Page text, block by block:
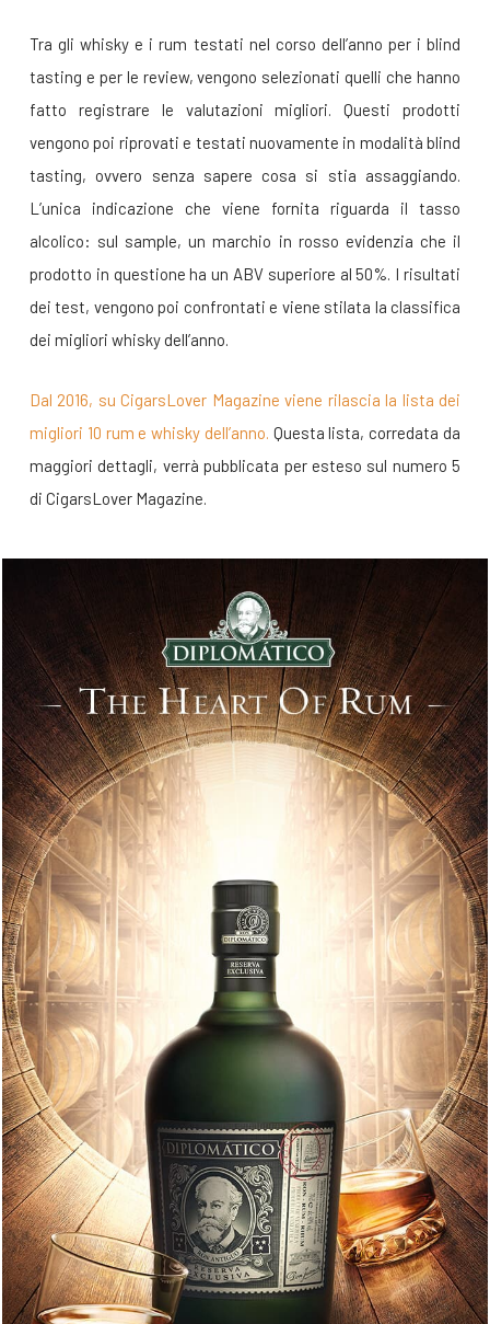
Tra gli whisky e i rum testati nel corso dell’anno per i blind
tasting e per le review, vengono selezionati quelli che hanno
fatto registrare le valutazioni migliori. Questi prodotti
vengono poi riprovati e testati nuovamente in modalità blind
tasting, ovvero senza sapere cosa si stia assaggiando.
L’unica indicazione che viene fornita riguarda il tasso
alcolico: sul sample, un marchio in rosso evidenzia che il
prodotto in questione ha un ABV superiore al 50%. I risultati
dei test, vengono poi confrontati e viene stilata la classifica
dei migliori whisky dell’anno.
Dal 2016, su CigarsLover Magazine viene rilascia la lista dei
migliori 10 rum e whisky dell’anno. Questa lista, corredata da
maggiori dettagli, verrà pubblicata per esteso sul numero 5
di CigarsLover Magazine.